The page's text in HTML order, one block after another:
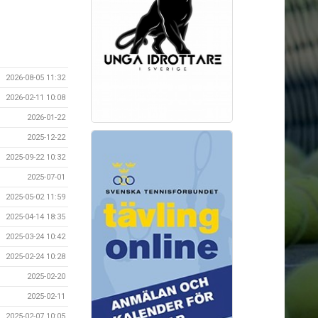
2026-08-05 11:32
2026-02-11 10:08
2026-01-22
2025-12-22
2025-09-22 10:32
2025-07-01
2025-05-02 11:59
2025-04-14 18:35
2025-03-24 10:42
2025-02-24 10:28
2025-02-20
2025-02-11
2025-02-07 10:05